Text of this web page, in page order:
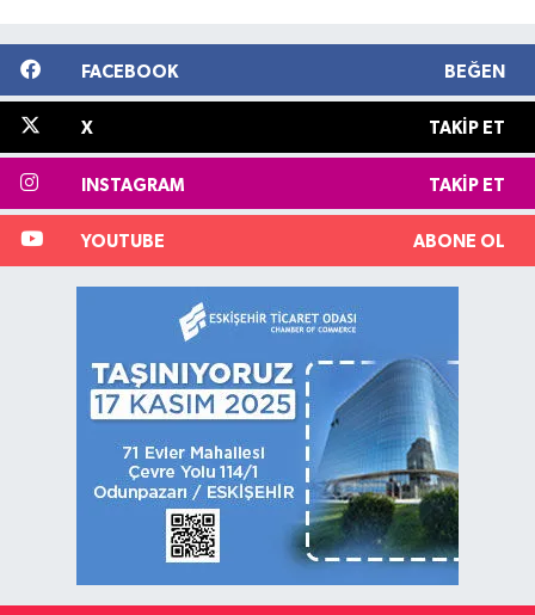
FACEBOOK BEĞEN
X TAKIP ET
INSTAGRAM TAKIP ET
YOUTUBE ABONE OL